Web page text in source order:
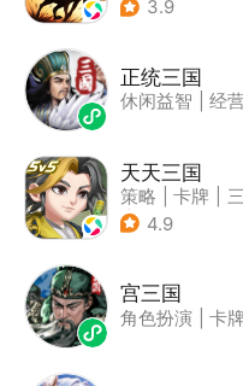
| 中国风
3.9
正统三国
休闲益智 经
天天三国
策略 卡牌
| Q版
4.9
宫三国
角色扮演 卡牌